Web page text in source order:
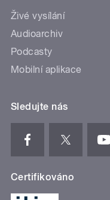
Živé vysílání
Audioarchiv
Podcasty
Mobilní aplikace
Sledujte nás
Certifikováno